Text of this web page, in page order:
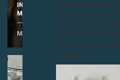
INAUGURATION DU NOUVEL
MANUFACTURE, GENÈVE
Manufacture F.P. Journe - 17 rue de
À tous nos
la recrudescence de
nous vous
preuve de la plus
et de nous contacter
d’acheter.